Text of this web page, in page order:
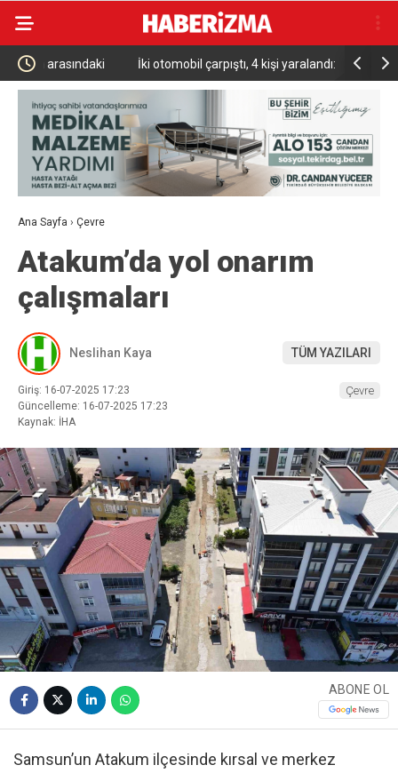
İki otomobil çarpıştı, 4 kişi yaralandı: Motosikletli çift
kazadan kıl payı kurtuldu
Türkiye
Altın
Ana Sayfa › Çevre
Atakum’da yol onarım
çalışmaları
Neslihan Kaya TÜM YAZILARI
Giriş: 16-07-2025 17:23
Güncelleme: 16-07-2025 17:23
Kaynak: İHA
Çevre
ABONE OL
Samsun’un Atakum ilçesinde kırsal ve merkez